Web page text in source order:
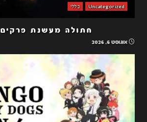
Uncategorized כללי
חתולה מעשנת פרקים 5-4
אוגוסט 6, 2026